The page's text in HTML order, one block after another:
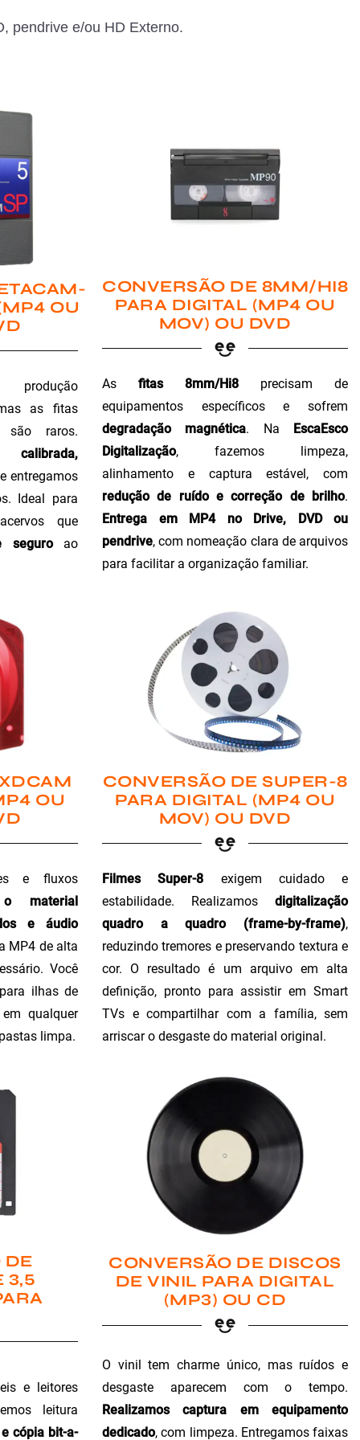
pendrive e/ou HD Externo.
OU
as fitas
são raros.
entregamos
Ideal para
que
seguroao
CONVERSÃO DE 8MM/HI8
PARA DIGITAL (MP4 OU
MOV) OU DVD
As fitas 8mm/Hi8 precisam de
equipamentos específicos e sofrem
degradação magnética. Na EscaEsco
Digitalização, fazemos limpeza,
alinhamento e captura estável, com
redução de ruído e correção de brilho.
Entrega em MP4 no Drive, DVD ou
pendrive, com nomeação clara de arquivos
para facilitar a organização familiar.
OU
e fluxos
o material
e áudio
MP4 de alta
Você
ilhas de
qualquer
limpa.
CONVERSÃO DE SUPER-8
PARA DIGITAL (MP4 OU
MOV) OU DVD
Filmes Super-8 exigem cuidado e
estabilidade. Realizamos digitalização
quadro a quadro (frame-by-frame),
reduzindo tremores e preservando textura e
cor. O resultado é um arquivo em alta
definição, pronto para assistir em Smart
TVs e compartilhar com a família, sem
arriscar o desgaste do material original.
DE
3,5
e leitores
leitura
cópia bit-a-
CONVERSÃO DE DISCOS
DE VINIL PARA DIGITAL
(MP3) OU CD
O vinil tem charme único, mas ruídos e
desgaste aparecem com o tempo.
Realizamos captura em equipamento
dedicado, com limpeza. Entregamos faixas